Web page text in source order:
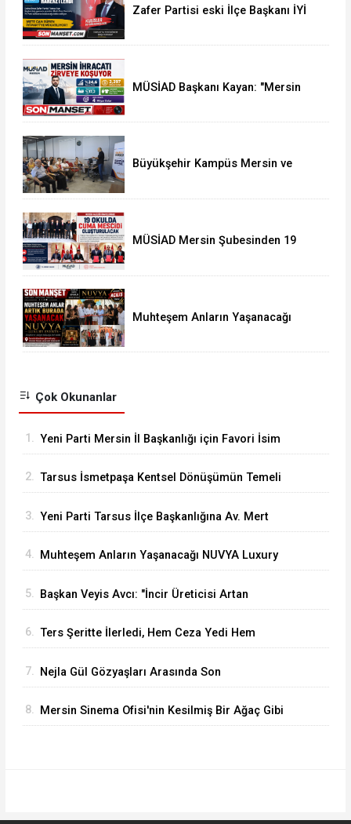
Zafer Partisi eski İlçe Başkanı İYİ
MÜSİAD Başkanı Kayan: "Mersin
Büyükşehir Kampüs Mersin ve
MÜSİAD Mersin Şubesinden 19
Muhteşem Anların Yaşanacağı
Çok Okunanlar
1. Yeni Parti Mersin İl Başkanlığı için Favori İsim
2. Tarsus İsmetpaşa Kentsel Dönüşümün Temeli
3. Yeni Parti Tarsus İlçe Başkanlığına Av. Mert
4. Muhteşem Anların Yaşanacağı NUVYA Luxury
5. Başkan Veyis Avcı: "İncir Üreticisi Artan
6. Ters Şeritte İlerledi, Hem Ceza Yedi Hem
7. Nejla Gül Gözyaşları Arasında Son
8. Mersin Sinema Ofisi'nin Kesilmiş Bir Ağaç Gibi